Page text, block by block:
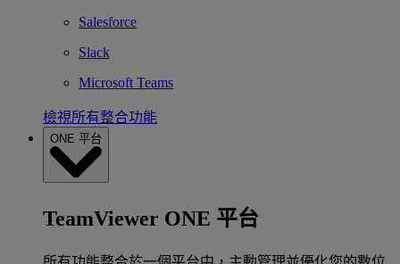
Salesforce
Slack
Microsoft Teams
檢視所有整合功能
ONE 平台
TeamViewer ONE 平台